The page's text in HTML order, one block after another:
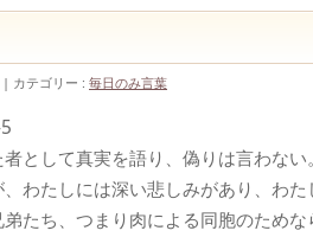
カテゴリー : 毎日のみ言葉
として真実を語り、偽りは言わない
わたしには深い悲しみがあり、わ
たち、つまり肉による同胞のためな